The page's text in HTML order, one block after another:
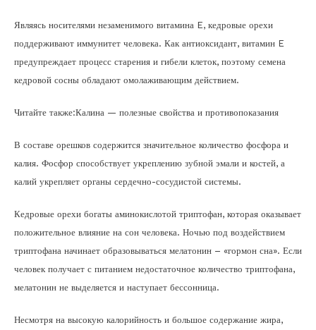
Являясь носителями незаменимого витамина E, кедровые орехи
поддерживают иммунитет человека. Как антиоксидант, витамин E
предупреждает процесс старения и гибели клеток, поэтому семена
кедровой сосны обладают омолаживающим действием.
Читайте также:Калина — полезные свойства и противопоказания
В составе орешков содержится значительное количество фосфора и
калия. Фосфор способствует укреплению зубной эмали и костей, а
калий укрепляет органы сердечно-сосудистой системы.
Кедровые орехи богаты аминокислотой триптофан, которая оказывает
положительное влияние на сон человека. Ночью под воздействием
триптофана начинает образовываться мелатонин – «гормон сна». Если
человек получает с питанием недостаточное количество триптофана,
мелатонин не выделяется и наступает бессонница.
Несмотря на высокую калорийность и большое содержание жира,